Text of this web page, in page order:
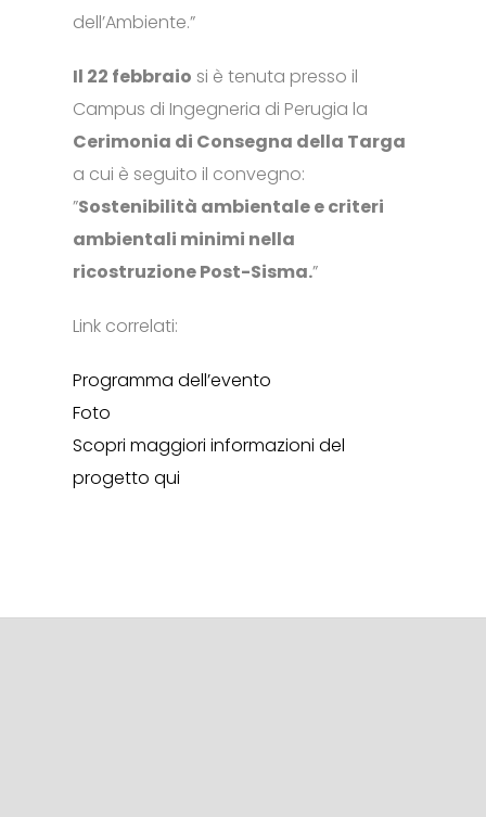
dell’Ambiente.”
Il 22 febbraio si è tenuta presso il
Campus di Ingegneria di Perugia la
Cerimonia di Consegna della Targa
a cui è seguito il convegno:
”Sostenibilità ambientale e criteri
ambientali minimi nella
ricostruzione Post-Sisma.”
Link correlati:
Programma dell’evento
Foto
Scopri maggiori informazioni del
progetto qui